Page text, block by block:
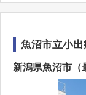
魚沼市立小出
新潟県魚沼市（